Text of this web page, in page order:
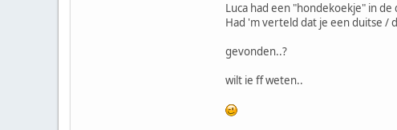
Luca had een "hondekoekje" in
Had 'm verteld dat je een duitse /
gevonden..?
wilt ie ff weten..